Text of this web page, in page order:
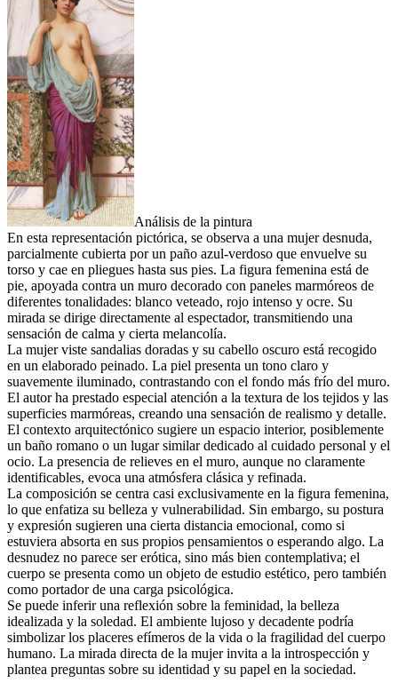
Análisis de la pintura
En esta representación pictórica, se observa a una mujer desnuda,
parcialmente cubierta por un paño azul-verdoso que envuelve su
torso y cae en pliegues hasta sus pies. La figura femenina está de
pie, apoyada contra un muro decorado con paneles marmóreos de
diferentes tonalidades: blanco veteado, rojo intenso y ocre. Su
mirada se dirige directamente al espectador, transmitiendo una
sensación de calma y cierta melancolía.
La mujer viste sandalias doradas y su cabello oscuro está recogido
en un elaborado peinado. La piel presenta un tono claro y
suavemente iluminado, contrastando con el fondo más frío del muro.
El autor ha prestado especial atención a la textura de los tejidos y las
superficies marmóreas, creando una sensación de realismo y detalle.
El contexto arquitectónico sugiere un espacio interior, posiblemente
un baño romano o un lugar similar dedicado al cuidado personal y el
ocio. La presencia de relieves en el muro, aunque no claramente
identificables, evoca una atmósfera clásica y refinada.
La composición se centra casi exclusivamente en la figura femenina,
lo que enfatiza su belleza y vulnerabilidad. Sin embargo, su postura
y expresión sugieren una cierta distancia emocional, como si
estuviera absorta en sus propios pensamientos o esperando algo. La
desnudez no parece ser erótica, sino más bien contemplativa; el
cuerpo se presenta como un objeto de estudio estético, pero también
como portador de una carga psicológica.
Se puede inferir una reflexión sobre la feminidad, la belleza
idealizada y la soledad. El ambiente lujoso y decadente podría
simbolizar los placeres efímeros de la vida o la fragilidad del cuerpo
humano. La mirada directa de la mujer invita a la introspección y
plantea preguntas sobre su identidad y su papel en la sociedad.